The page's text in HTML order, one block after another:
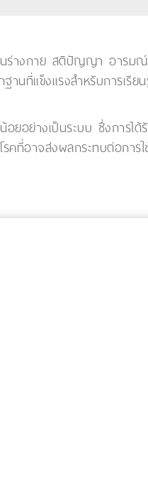
านร่างกาย สติปัญญา อารม
นที่แข็งแรงสำหรับการเรียน
อย่างเป็นระบบ ซึ่งการได้
อาจส่งผลกระทบต่อการใ